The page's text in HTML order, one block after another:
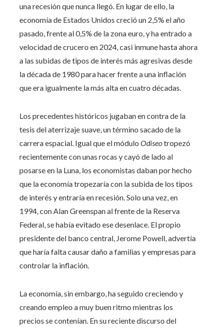
una recesión que nunca llegó. En lugar de ello, la
economía de Estados Unidos creció un 2,5% el año
pasado, frente al 0,5% de la zona euro, y ha entrado a
velocidad de crucero en 2024, casi inmune hasta ahora
a las subidas de tipos de interés más agresivas desde
la década de 1980 para hacer frente a una inflación
que era igualmente la más alta en cuatro décadas.
Los precedentes históricos jugaban en contra de la
tesis del aterrizaje suave, un término sacado de la
carrera espacial. Igual que el módulo Odiseotropezó
recientemente con unas rocas y cayó de lado al
posarse en la Luna, los economistas daban por hecho
que la economía tropezaría con la subida de los tipos
de interés y entraría en recesión. Solo una vez, en
1994, con Alan Greenspan al frente de la Reserva
Federal, se había evitado ese desenlace. El propio
presidente del banco central, Jerome Powell, advertía
que haría falta causar daño a familias y empresas para
controlar la inflación.
La economía, sin embargo, ha seguido creciendo y
creando empleo a muy buen ritmo mientras los
precios se contenían. En su reciente discurso del